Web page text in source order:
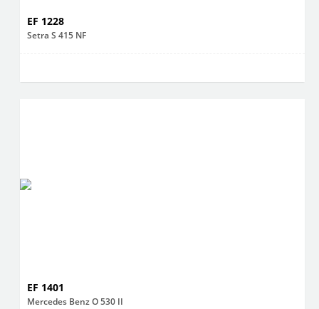
EF 1228
Setra S 415 NF
EF 1401
Mercedes Benz O 530 II